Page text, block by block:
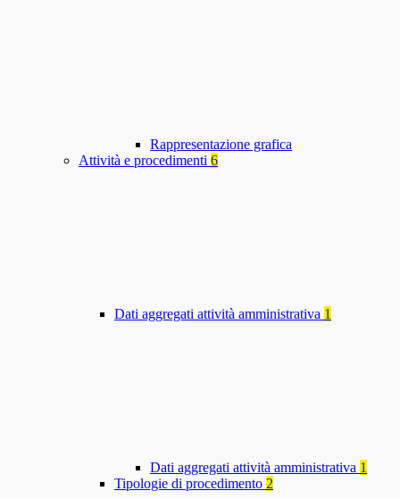
Rappresentazione grafica
Attività e procedimenti 6
Dati aggregati attività amministrativa 1
Dati aggregati attività amministrativa 1
Tipologie di procedimento 2